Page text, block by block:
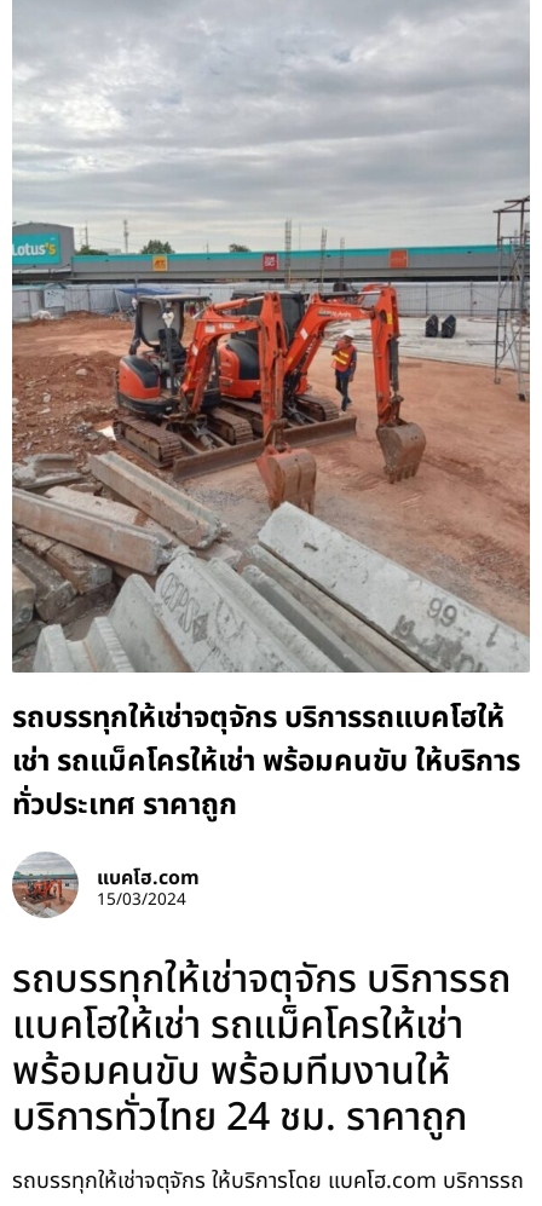
รถบรรทุกให้เช่าจตุจักร บริการรถแบคโฮให้
เช่า รถแม็คโครให้เช่า พร้อมคนขับ ให้บริการ
ทั่วประเทศ ราคาถูก
แบคโฮ.com
15/03/2024
รถบรรทุกให้เช่าจตุจักร บริการรถ
แบคโฮให้เช่า รถแม็คโครให้เช่า
พร้อมคนขับ พร้อมทีมงานให้
บริการทั่วไทย 24 ชม. ราคาถูก
รถบรรทุกให้เช่าจตุจักร ให้บริการโดย แบคโฮ.com บริการรถ